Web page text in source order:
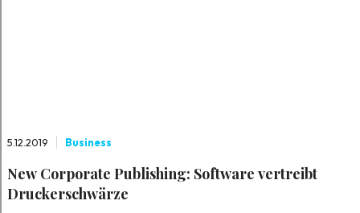
5.12.2019 Business
New Corporate Publishing: Software vertreibt
Druckerschwärze